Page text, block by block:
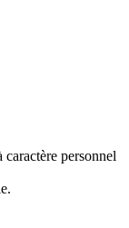
caractère personnel